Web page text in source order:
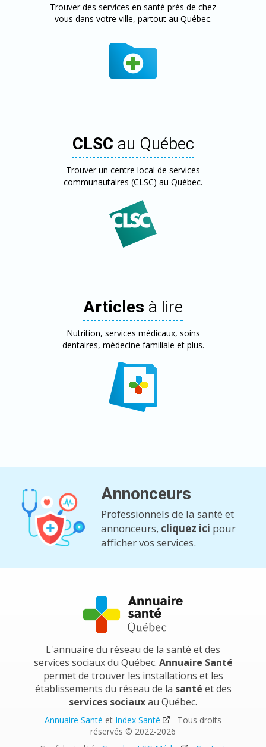
Trouver des services en santé près de chez
vous dans votre ville, partout au Québec.
CLSC au Québec
Trouver un centre local de services
communautaires (CLSC) au Québec.
Articles à lire
Nutrition, services médicaux, soins
dentaires, médecine familiale et plus.
Annonceurs
Professionnels de la santé et
annonceurs, cliquez ici pour
afficher vos services.
L'annuaire du réseau de la santé et des
services sociaux du Québec. Annuaire Santé
permet de trouver les installations et les
établissements du réseau de la santé et des
services sociauxau Québec.
Annuaire Santé et Index Santé
- Tous droits
réservés © 2022-2026